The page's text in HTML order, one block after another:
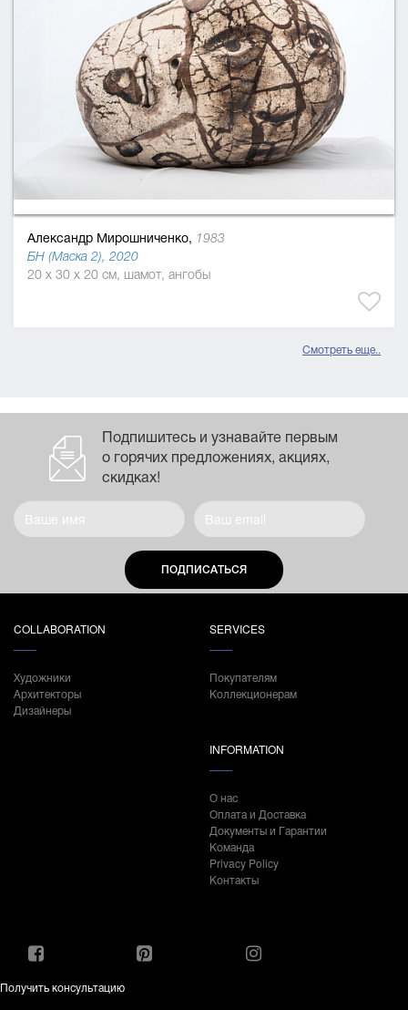
Александр Мирошниченко, 1983
БН (Маска 2), 2020
20 x 30 x 20 см, шамот, ангобы
Смотреть еще..
Подпишитесь и узнавайте первым
о горячих предложениях, акциях,
скидках!
ПОДПИСАТЬСЯ
COLLABORATION
Художники
Архитекторы
Дизайнеры
SERVICES
Покупателям
Коллекционерам
INFORMATION
О нас
Оплата и Доставка
Документы и Гарантии
Команда
Privacy Policy
Контакты
Получить консультацию